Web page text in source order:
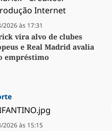
2026 às 17:31
vira alvo de clubes
e Real Madrid avalia
empréstimo
2026 às 15:15